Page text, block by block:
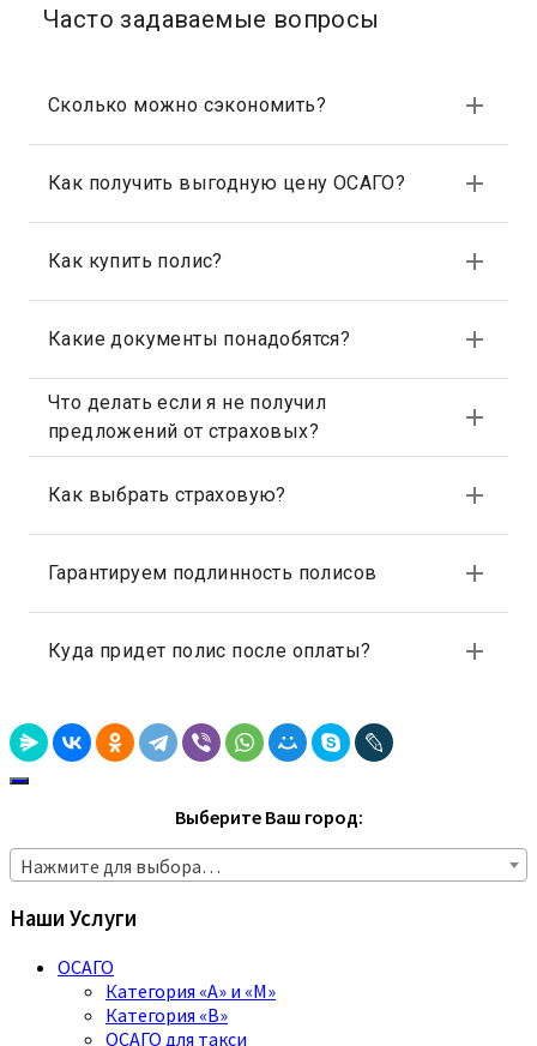
Выберите Ваш город:
Нажмите для выбора…
Наши Услуги
ОСАГО
Категория «A» и «M»
Категория «B»
ОСАГО для такси